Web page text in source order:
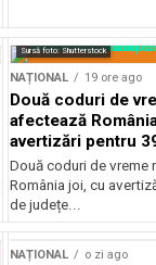
Sursă foto: Shutterstock
NAȚIONAL 19 ore ago
Două coduri de
afectează
avertizări pentru
Două coduri de vreme
România joi, cu
de județe...
NAȚIONAL o zi ago